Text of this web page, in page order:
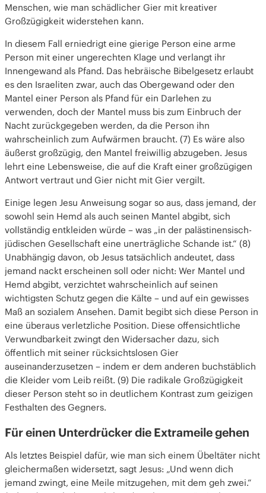
Menschen, wie man schädlicher Gier mit kreativer
Großzügigkeit widerstehen kann.
In diesem Fall erniedrigt eine gierige Person eine arme
Person mit einer ungerechten Klage und verlangt ihr
Innengewand als Pfand. Das hebräische Bibelgesetz erlaubt
es den Israeliten zwar, auch das Obergewand oder den
Mantel einer Person als Pfand für ein Darlehen zu
verwenden, doch der Mantel muss bis zum Einbruch der
Nacht zurückgegeben werden, da die Person ihn
wahrscheinlich zum Aufwärmen braucht. (7) Es wäre also
äußerst großzügig, den Mantel freiwillig abzugeben. Jesus
lehrt eine Lebensweise, die auf die Kraft einer großzügigen
Antwort vertraut und Gier nicht mit Gier vergilt.
Einige legen Jesu Anweisung sogar so aus, dass jemand, der
sowohl sein Hemd als auch seinen Mantel abgibt, sich
vollständig entkleiden würde – was „in der palästinensisch-
jüdischen Gesellschaft eine unerträgliche Schande ist.“ (8)
Unabhängig davon, ob Jesus tatsächlich andeutet, dass
jemand nackt erscheinen soll oder nicht: Wer Mantel und
Hemd abgibt, verzichtet wahrscheinlich auf seinen
wichtigsten Schutz gegen die Kälte – und auf ein gewisses
Maß an sozialem Ansehen. Damit begibt sich diese Person in
eine überaus verletzliche Position. Diese offensichtliche
Verwundbarkeit zwingt den Widersacher dazu, sich
öffentlich mit seiner rücksichtslosen Gier
auseinanderzusetzen – indem er dem anderen buchstäblich
die Kleider vom Leib reißt. (9) Die radikale Großzügigkeit
dieser Person steht so in deutlichem Kontrast zum geizigen
Festhalten des Gegners.
Für einen Unterdrücker die Extrameile gehen
Als letztes Beispiel dafür, wie man sich einem Übeltäter nicht
gleichermaßen widersetzt, sagt Jesus: „Und wenn dich
jemand zwingt, eine Meile mitzugehen, mit dem geh zwei.“